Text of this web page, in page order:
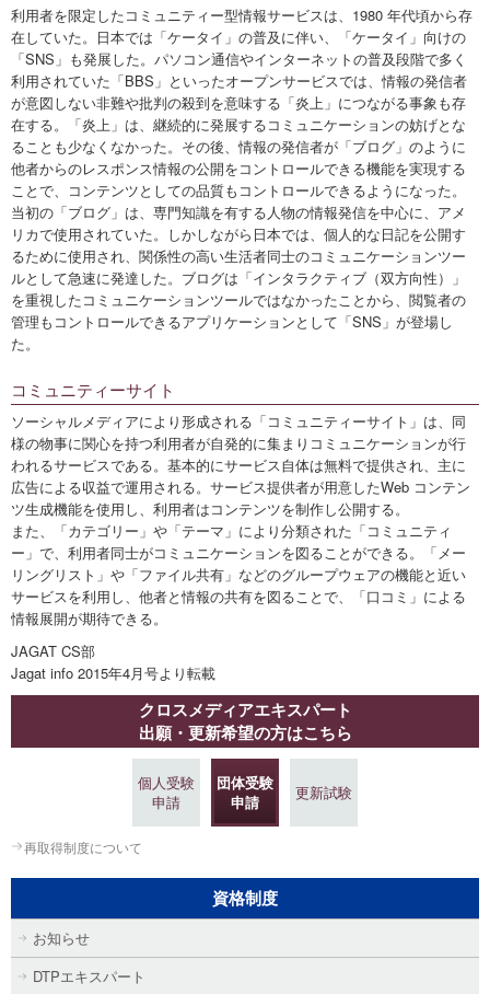
利用者を限定したコミュニティー型情報サービスは、1980 年代頃から存
在していた。日本では「ケータイ」の普及に伴い、「ケータイ」向けの
「SNS」も発展した。パソコン通信やインターネットの普及段階で多く
利用されていた「BBS」といったオープンサービスでは、情報の発信者
が意図しない非難や批判の殺到を意味する「炎上」につながる事象も存
在する。「炎上」は、継続的に発展するコミュニケーションの妨げとな
ることも少なくなかった。その後、情報の発信者が「ブログ」のように
他者からのレスポンス情報の公開をコントロールできる機能を実現する
ことで、コンテンツとしての品質もコントロールできるようになった。
当初の「ブログ」は、専門知識を有する人物の情報発信を中心に、アメ
リカで使用されていた。しかしながら日本では、個人的な日記を公開す
るために使用され、関係性の高い生活者同士のコミュニケーションツー
ルとして急速に発達した。ブログは「インタラクティブ（双方向性）」
を重視したコミュニケーションツールではなかったことから、閲覧者の
管理もコントロールできるアプリケーションとして「SNS」が登場し
た。
コミュニティーサイト
ソーシャルメディアにより形成される「コミュニティーサイト」は、同
様の物事に関心を持つ利用者が自発的に集まりコミュニケーションが行
われるサービスである。基本的にサービス自体は無料で提供され、主に
広告による収益で運用される。サービス提供者が用意したWeb コンテン
ツ生成機能を使用し、利用者はコンテンツを制作し公開する。
また、「カテゴリー」や「テーマ」により分類された「コミュニティ
ー」で、利用者同士がコミュニケーションを図ることができる。「メー
リングリスト」や「ファイル共有」などのグループウェアの機能と近い
サービスを利用し、他者と情報の共有を図ることで、「口コミ」による
情報展開が期待できる。
JAGAT CS部
Jagat info 2015年4月号より転載
クロスメディアエキスパート
出願・更新希望の方はこちら
個人受験
申請
団体受験
申請
更新試験
再取得制度について
資格制度
お知らせ
DTPエキスパート